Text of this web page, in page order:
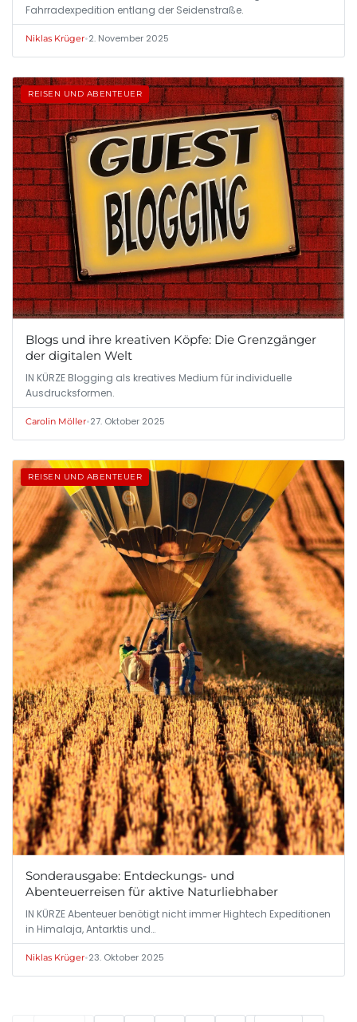
Fahrradexpedition entlang der Seidenstraße.
Niklas Krüger•2. November 2025
REISEN UND ABENTEUER
Blogs und ihre kreativen Köpfe: Die Grenzgänger
der digitalen Welt
IN KÜRZE Blogging als kreatives Medium für individuelle
Ausdrucksformen.
Carolin Möller•27. Oktober 2025
REISEN UND ABENTEUER
Sonderausgabe: Entdeckungs- und
Abenteuerreisen für aktive Naturliebhaber
IN KÜRZE Abenteuer benötigt nicht immer Hightech Expeditionen
in Himalaja, Antarktis und…
Niklas Krüger•23. Oktober 2025